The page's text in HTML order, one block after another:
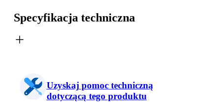
Specyfikacja techniczna
Uzyskaj pomoc techniczną
dotyczącą tego produktu